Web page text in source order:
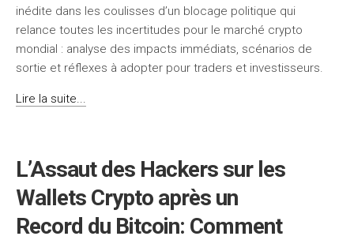
inédite dans les coulisses d’un blocage politique qui
relance toutes les incertitudes pour le marché crypto
mondial : analyse des impacts immédiats, scénarios de
sortie et réflexes à adopter pour traders et investisseurs.
Lire la suite...
L’Assaut des Hackers sur les
Wallets Crypto après un
Record du Bitcoin: Comment